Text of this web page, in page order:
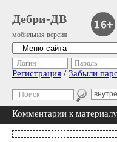
Дебри-ДВ
мобильная версия
Логин Пароль
Регистрация / Забыли
Комментарии к материалу